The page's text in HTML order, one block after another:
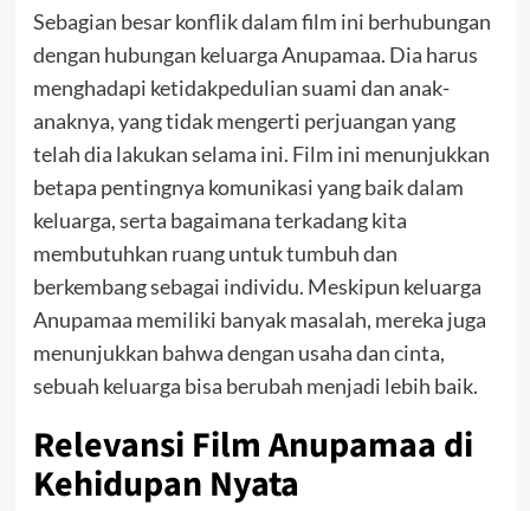
Sebagian besar konflik dalam film ini berhubungan
dengan hubungan keluarga Anupamaa. Dia harus
menghadapi ketidakpedulian suami dan anak-
anaknya, yang tidak mengerti perjuangan yang
telah dia lakukan selama ini. Film ini menunjukkan
betapa pentingnya komunikasi yang baik dalam
keluarga, serta bagaimana terkadang kita
membutuhkan ruang untuk tumbuh dan
berkembang sebagai individu. Meskipun keluarga
Anupamaa memiliki banyak masalah, mereka juga
menunjukkan bahwa dengan usaha dan cinta,
sebuah keluarga bisa berubah menjadi lebih baik.
Relevansi Film Anupamaa di
Kehidupan Nyata